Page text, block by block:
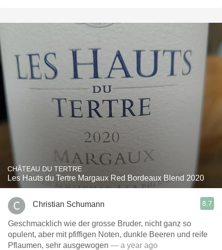
CHÂTEAU DU TERTRE
Les Hauts du Tertre Margaux Red Bordeaux Blend 2020
Christian Schumann 8.7
Geschmacklich wie der grosse Bruder, nicht ganz so
opulent, aber mit pfiffigen Noten, dunkle Beeren und reife
Pflaumen, sehr ausgewogen — a year ago